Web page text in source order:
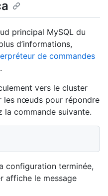
principal MySQL du
d’informations,
de commandes
vers le cluster
les nœuds pour répondre
la commande suivante.
configuration terminée,
affiche le message